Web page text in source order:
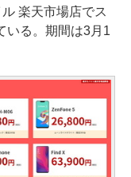
楽天市場店でス
いる。期間は3月1